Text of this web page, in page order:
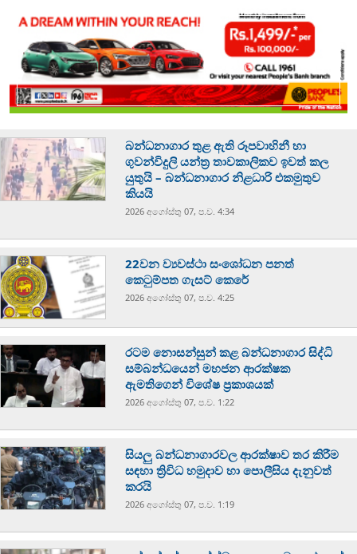
බන්ධනාගාර තුළ ඇති රූපවාහිනී හා
ගුවන්විදුලි යන්ත්‍ර තාවකාලිකව ඉවත් කල
යුතුයි – බන්ධනාගාර නිළධාරි එකමුතුව
කියයි
2026 අගෝස්‍තු 07, ප.ව. 4:34
22වන ව්‍යවස්ථා සංශෝධන පනත්
කෙටුම්පත ගැසට් කෙරේ
2026 අගෝස්‍තු 07, ප.ව. 4:25
රටම නොසන්සුන් කළ බන්ධනාගාර සිද්ධි
සම්බන්ධයෙන් මහජන ආරක්ෂක
ඇමතිගෙන් විශේෂ ප්‍රකාශයක්
2026 අගෝස්‍තු 07, ප.ව. 1:22
සියලු බන්ධනාගාරවල ආරක්ෂාව තර කිරීම
සඳහා ත්‍රිවිධ හමුදාව හා පොලීසිය දැනුවත්
කරයි
2026 අගෝස්‍තු 07, ප.ව. 1:19